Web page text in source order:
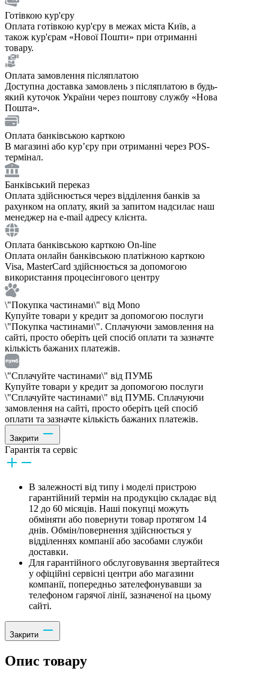
Готівкою кур'єру
Оплата готівкою кур'єру в межах міста Київ, а
також кур'єрам «Нової Пошти» при отриманні
товару.
Оплата замовлення післяплатою
Доступна доставка замовлень з післяплатою в будь-
який куточок України через поштову службу «Нова
Пошта».
Оплата банківською карткою
В магазині або курʼєру при отриманні через POS-
термінал.
Банківський переказ
Оплата здійснюється через відділення банків за
рахунком на оплату, який за запитом надсилає наш
менеджер на e-mail адресу клієнта.
Оплата банківською карткою On-line
Оплата онлайн банківською платіжною карткою
Visa, MasterCard здійснюється за допомогою
використання процесінгового центру
\"Покупка частинами\" від Mono
Купуйте товари у кредит за допомогою послуги
\"Покупка частинами\". Сплачуючи замовлення на
сайті, просто оберіть цей спосіб оплати та зазначте
кількість бажаних платежів.
\"Сплачуйте частинами\" від ПУМБ
Купуйте товари у кредит за допомогою послуги
\"Сплачуйте частинами\" від ПУМБ. Сплачуючи
замовлення на сайті, просто оберіть цей спосіб
оплати та зазначте кількість бажаних платежів.
Закрити
Гарантія та сервіс
В залежності від типу і моделі пристрою
гарантійний термін на продукцію складає від
12 до 60 місяців. Наші покупці можуть
обміняти або повернути товар протягом 14
днів. Обмін/повернення здійснюється у
відділеннях компанії або засобами служби
доставки.
Для гарантійного обслуговування звертайтеся
у офіційні сервісні центри або магазини
компанії, попередньо зателефонувавши за
телефоном гарячої лінії, зазначеної на цьому
сайті.
Закрити
Опис товару